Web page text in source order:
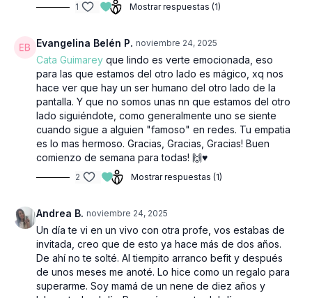
1 Mostrar respuestas (1)
Evangelina Belén P. noviembre 24, 2025
Cata Guimarey que lindo es verte emocionada, eso
para las que estamos del otro lado es mágico, xq nos
hace ver que hay un ser humano del otro lado de la
pantalla. Y que no somos unas nn que estamos del otro
lado siguiéndote, como generalmente uno se siente
cuando sigue a alguien "famoso" en redes. Tu empatia
es lo mas hermoso. Gracias, Gracias, Gracias! Buen
comienzo de semana para todas! 🙌♥️
2 Mostrar respuestas (1)
Andrea B. noviembre 24, 2025
Un día te vi en un vivo con otra profe, vos estabas de
invitada, creo que de esto ya hace más de dos años.
De ahí no te solté. Al tiempito arranco befit y después
de unos meses me anoté. Lo hice como un regalo para
superarme. Soy mamá de un nene de diez años y